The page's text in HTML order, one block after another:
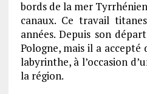
bords de la mer
canaux. Ce travail
années. Depuis son
Pologne, mais il a accepté
labyrinthe, à l’occasion
la région.